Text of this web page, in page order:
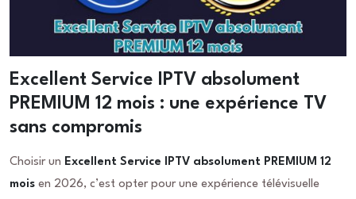
Excellent Service IPTV absolument
PREMIUM 12 mois : une expérience TV
sans compromis
Choisir un Excellent Service IPTV absolument PREMIUM 12
mois en 2026, c’est opter pour une expérience télévisuelle